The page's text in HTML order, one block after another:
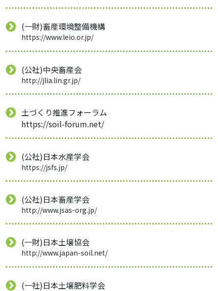
(一財)畜産環境整備機構
https://www.leio.or.jp/
(公社)中央畜産会
http://jlia.lin.gr.jp/
土づくり推進フォーラム
https://soil-forum.net/
(公社)日本水産学会
https://jsfs.jp/
(公社)日本畜産学会
http://www.jsas-org.jp/
(一財)日本土壌協会
http://www.japan-soil.net/
(一社)日本土壌肥料学会